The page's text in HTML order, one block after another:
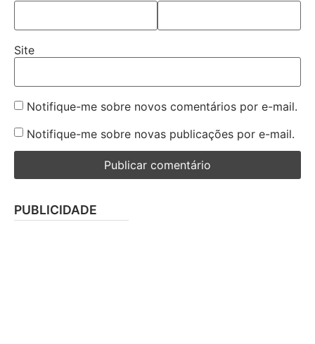
Site
Notifique-me sobre novos comentários por e-mail.
Notifique-me sobre novas publicações por e-mail.
PUBLICIDADE